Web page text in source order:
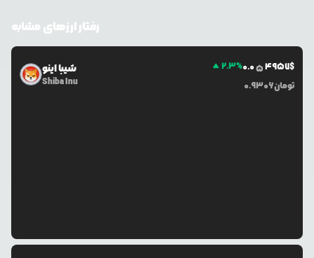
رفتار ارزهای مشابه
شیبا اینو
Shiba Inu
2.3%0.054957$
0.9306تومان